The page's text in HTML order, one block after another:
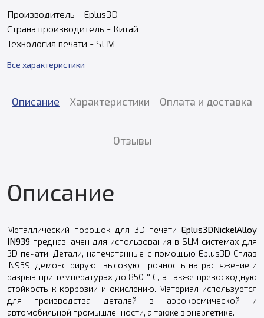
Производитель - Eplus3D
Страна производитель - Китай
Технология печати - SLM
Все характеристики
Описание Характеристики Оплата и доставка
Отзывы
Описание
Металлический порошок для 3D печати Eplus3DNickelAlloy
IN939 предназначен для использования в SLM системах для
3D печати. Детали, напечатанные с помощью Eplus3D Сплав
IN939, демонстрируют высокую прочность на растяжение и
разрыв при температурах до 850 ° C, а также превосходную
стойкость к коррозии и окислению. Материал используется
для производства деталей в аэрокосмической и
автомобильной промышленности, а также в энергетике.